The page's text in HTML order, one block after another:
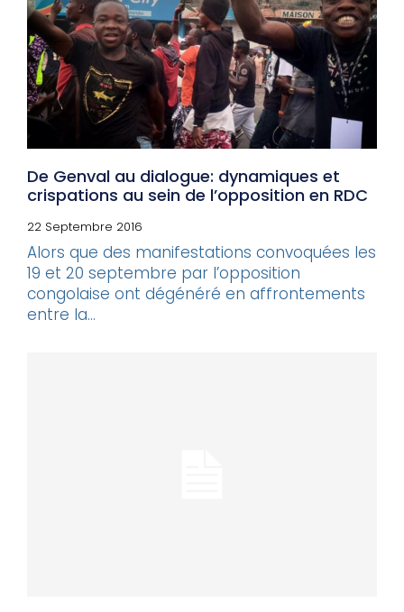
De Genval au dialogue: dynamiques et
crispations au sein de l’opposition en RDC
22 Septembre 2016
Alors que des manifestations convoquées les
19 et 20 septembre par l’opposition
congolaise ont dégénéré en affrontements
entre la...